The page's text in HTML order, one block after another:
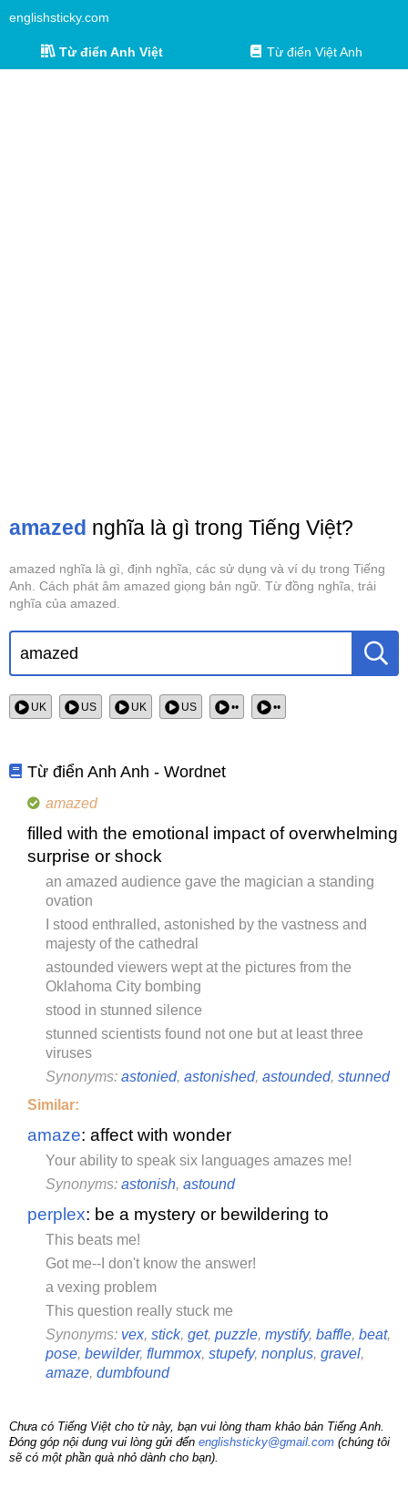
englishsticky.com
Từ điển Anh Việt Từ điển Việt Anh
amazed nghĩa là gì trong Tiếng Việt?
amazed nghĩa là gì, định nghĩa, các sử dụng và ví dụ trong Tiếng
Anh. Cách phát âm amazed giọng bản ngữ. Từ đồng nghĩa, trái
nghĩa của amazed.
UK US UK US •• ••
Từ điển Anh Anh - Wordnet
amazed
filled with the emotional impact of overwhelming
surprise or shock
an amazed audience gave the magician a standing
ovation
I stood enthralled, astonished by the vastness and
majesty of the cathedral
astounded viewers wept at the pictures from the
Oklahoma City bombing
stood in stunned silence
stunned scientists found not one but at least three
viruses
Synonyms: astonied, astonished, astounded, stunned
Similar:
amaze: affect with wonder
Your ability to speak six languages amazes me!
Synonyms: astonish, astound
perplex: be a mystery or bewildering to
This beats me!
Got me--I don't know the answer!
a vexing problem
This question really stuck me
Synonyms: vex, stick, get, puzzle, mystify, baffle, beat,
pose, bewilder, flummox, stupefy, nonplus, gravel,
amaze, dumbfound
Chưa có Tiếng Việt cho từ này, bạn vui lòng tham khảo bản Tiếng Anh.
Đóng góp nội dung vui lòng gửi đến englishsticky@gmail.com (chúng tôi
sẽ có một phần quà nhỏ dành cho bạn).